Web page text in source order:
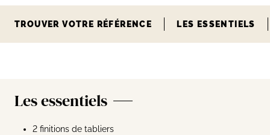
TROUVER VOTRE RÉFÉRENCE LES ESSENTIELS
Les essentiels
2 finitions de tabliers